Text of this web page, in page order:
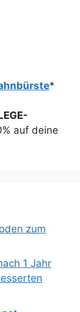
*
auf deine
zum
1 Jahr